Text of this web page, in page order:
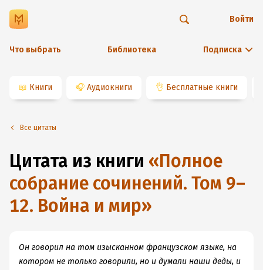
Что выбрать Библиотека Подписка
Войти
📖 Книги 🎧 Аудиокниги 👌 Бесплатные книги
Все цитаты
Цитата из книги «Полное
собрание сочинений. Том 9–
12. Война и мир»
Он говорил на том изысканном французском языке, на
котором не только говорили, но и думали наши деды, и